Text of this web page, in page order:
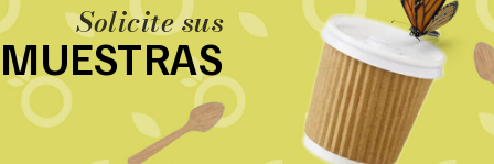
Solicite sus
MUESTRAS